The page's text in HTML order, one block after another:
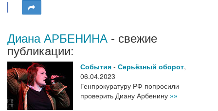
Диана АРБЕНИНА - свежие
публикации:
События - Серьёзный оборот,
06.04.2023
Генпрокуратуру РФ попросили
проверить Диану Арбенину »»